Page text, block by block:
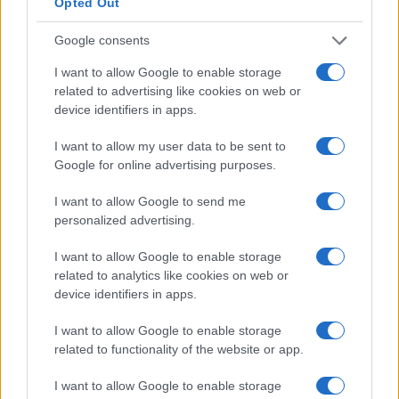
Google consents
I want to allow Google to enable storage
related to advertising like cookies on web or
device identifiers in apps.
I want to allow my user data to be sent to
Google for online advertising purposes.
I want to allow Google to send me
personalized advertising.
I want to allow Google to enable storage
related to analytics like cookies on web or
device identifiers in apps.
I want to allow Google to enable storage
related to functionality of the website or app.
I want to allow Google to enable storage
criptomonedas. Si realiza una encuesta de todas las
cuentas de ahorro de cifrado, observará que su oferta es
Con BlockFi, puede ganar intereses depositando una
ahorros. Pagan entre un 5% y un 8,6% por monedas
estables. Sin embargo, solo los usuarios de BlockFi que se
queden fuera de los EE. UU. Pueden depositar Stablecoins.
Algunas de las monedas estables disponibles en BlockFi
ahora incluyen USDT, GUSD, BNB, PAXG, etc.
La cuenta de interés bitcoin de BlockFi presenta tasas de
durante un año. Este valor varía según la unidad de bitcoin
menor será su rendimiento. La plataforma ofrece